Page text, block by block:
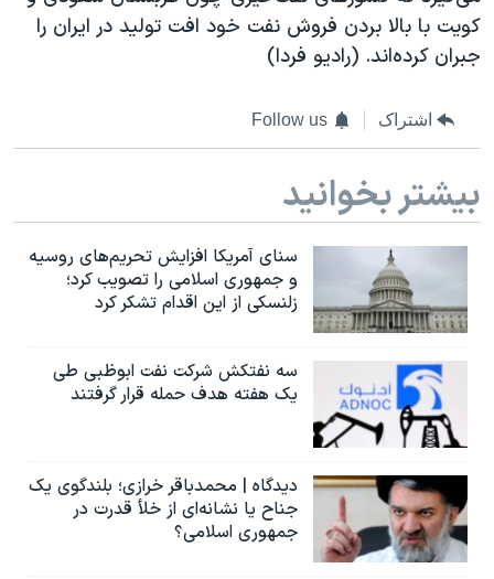
کويت با بالا بردن فروش نفت خود افت توليد در ايران را
جبران کرده‌اند. (رادیو فردا)
اشتراک Follow us
بیشتر بخوانید
سنای آمریکا افزایش تحریم‌های روسیه
و جمهوری اسلامی را تصویب کرد؛
زلنسکی از این اقدام تشکر کرد
سه نفتکش شرکت نفت ابوظبی طی
یک هفته هدف حمله قرار گرفتند
دیدگاه | محمدباقر خرازی؛ بلندگوی یک
جناح یا نشانه‌ای از خلأ قدرت در
جمهوری اسلامی؟